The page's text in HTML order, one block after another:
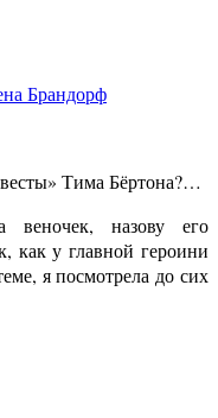
Брандорф
Тима Бёртона?…
веночек, назову его
как у главной героини
я посмотрела до сих